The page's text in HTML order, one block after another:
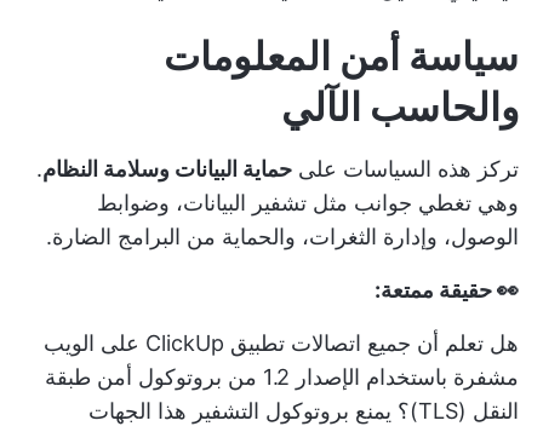
سياسة أمن المعلومات
والحاسب الآلي
تركز هذه السياسات على حماية البيانات وسلامة النظام.
وهي تغطي جوانب مثل تشفير البيانات، وضوابط
الوصول، وإدارة الثغرات، والحماية من البرامج الضارة.
👀 حقيقة ممتعة:
هل تعلم أن جميع اتصالات تطبيق ClickUp على الويب
مشفرة باستخدام الإصدار 1.2 من بروتوكول أمن طبقة
النقل (TLS)؟ يمنع بروتوكول التشفير هذا الجهات